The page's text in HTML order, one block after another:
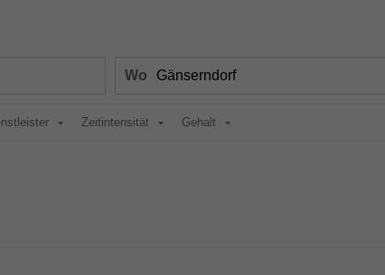
Wo
Zeitintensität Gehalt